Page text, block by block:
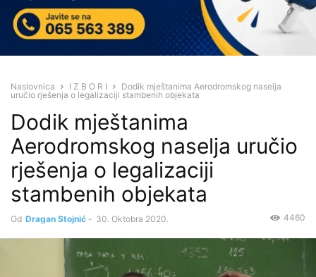
Naslovnica I Z B O R I
Dodik mještanima Aerodromskog naselja
uručio rješenja o legalizaciji stambenih objekata
Dodik mještanima
Aerodromskog naselja uručio
rješenja o legalizaciji
stambenih objekata
Od Dragan Stojnić - 30. Oktobra 2020. 4460